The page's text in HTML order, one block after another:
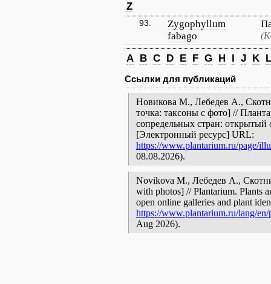
Z
93.
Zygophyllum
fabago
A B C D E F G H I J K L
Ссылки для публикаций
Новикова М., Лебедев А.,
точка: таксоны с фото] //
сопредельных стран: открытый
[Электронный ресурс] URL:
https://www.plantarium.ru/page/
08.08.2026).
Novikova M., Лебедев А.,
with photos] // Plantarium. Plants
open online galleries and plant
https://www.plantarium.ru/lang/
Aug 2026).